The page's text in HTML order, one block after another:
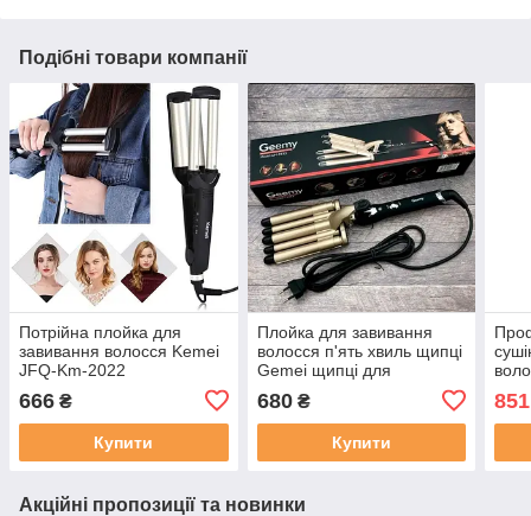
Подібні товари компанії
Потрійна плойка для
завивання волосся Kemei
JFQ-Km-2022
666 ₴
Купити
Плойка для завивання
волосся п'ять хвиль щипці
Gemei щипці для
завивання волосся Акція
680₴
Купити
851
Акційні пропозиції та новинки